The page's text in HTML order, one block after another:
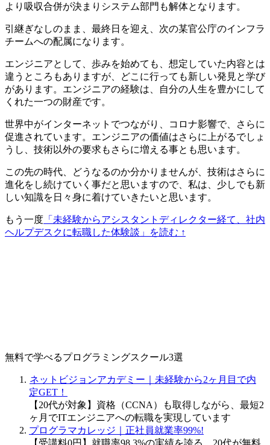
より吸収合併が決まりシステム部門も解体となります。
引継ぎなしのまま、最終日を迎え、次の某官公庁のインフラ
チームへの配属になります。
エンジニアとして、歩みを始めても、想定していた内容とは
違うところもありますが、どこに行っても新しい発見と学び
があります。エンジニアの経験は、自分の人生を豊かにして
くれた一つの財産です。
世界中がインターネットでつながり、コロナ影響で、さらに
促進されています。エンジニアの価値はさらに上がるでしょ
うし、技術以外の要求もさらに増える事とも思います。
この先の時代、どうなるのか分かりませんが、技術はさらに
進化をし続けていく事だと思いますので、私は、少しでも新
しい知識を日々身に着けていきたいと思います。
もう一度 「未経験からアシスタントディレクター経て、社内
ヘルプデスクに転職した体験談」を読む ↑
無料で学べるプログラミングスクール3選
ネットビジョンアカデミー｜未経験から2ヶ月目で内
定GET！
【20代が対象】資格（CCNA）も取得しながら、最短2
ヶ月でITエンジニアへの転職を実現しています
プログラマカレッジ｜正社員就業率99%!
【受講料0円】就職率98.3%の実績を誇る、20代が無料